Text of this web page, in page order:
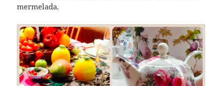
mermelada.